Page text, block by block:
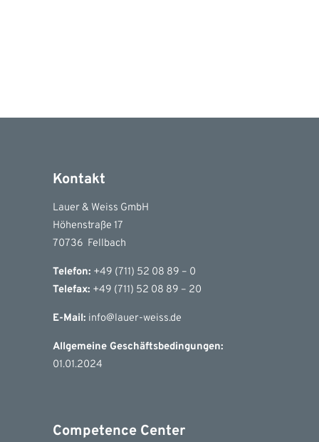
Kontakt
Lauer & Weiss GmbH
Höhenstraße 17
70736 Fellbach
Telefon: +49 (711) 52 08 89 – 0
Telefax: +49 (711) 52 08 89 – 20
E-Mail: info@lauer-weiss.de
Allgemeine Geschäftsbedingungen:
01.01.2024
Competence Center